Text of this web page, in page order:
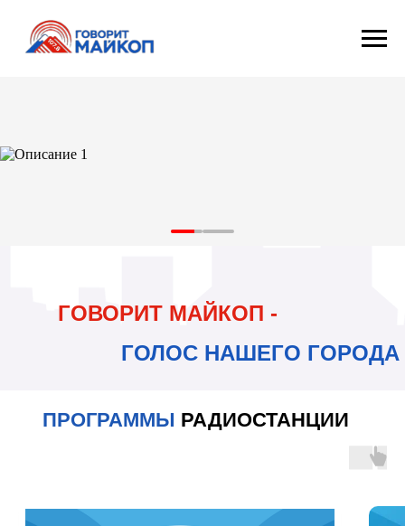
ГОЛОС НАШЕГО ГОРОДА
ГОВОРИТ МАЙКОП -
ПРОГРАММЫ РАДИОСТАНЦИИ